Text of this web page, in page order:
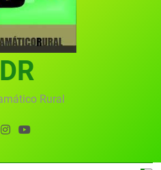
Rural el 20 de
en el VI Certamen
breves teatrales
Rural de Mira
Dramático Rural de
Rural